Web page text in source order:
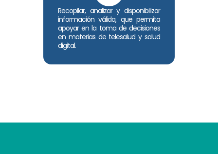
Recopilar, analizar y disponibilizar
información válida, que permita
apoyar en la toma de decisiones
en materias de telesalud y salud
digital.